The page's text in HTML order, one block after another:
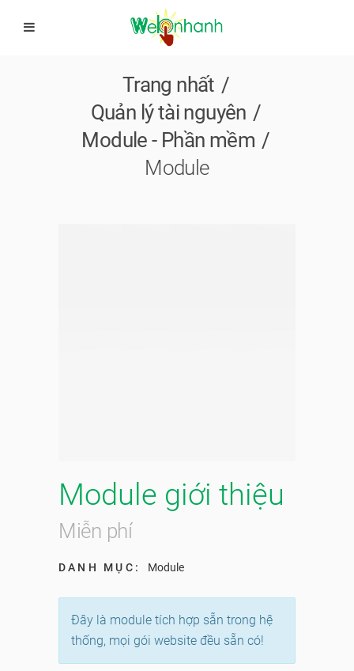
Trang nhất
Quản lý tài nguyên
Module - Phần mềm
Module
Module giới thiệu
Miễn phí
DANH MỤC: Module
Đây là module tích hợp sẵn trong hệ
thống, mọi gói website đều sẵn có!